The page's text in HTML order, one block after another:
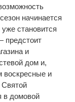
начинается
становится
предстоит
и
дом и,
воскресные и
Святой
в домовой